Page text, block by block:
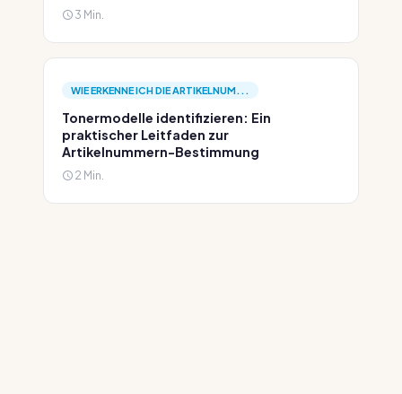
3 Min.
WIE ERKENNE ICH DIE ARTIKELNUM...
Tonermodelle identifizieren: Ein
praktischer Leitfaden zur
Artikelnummern-Bestimmung
2 Min.